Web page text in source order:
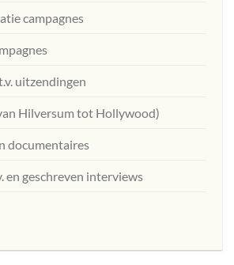
campagnes
uitzendingen
Hilversum tot Hollywood)
documentaires
en geschreven interviews